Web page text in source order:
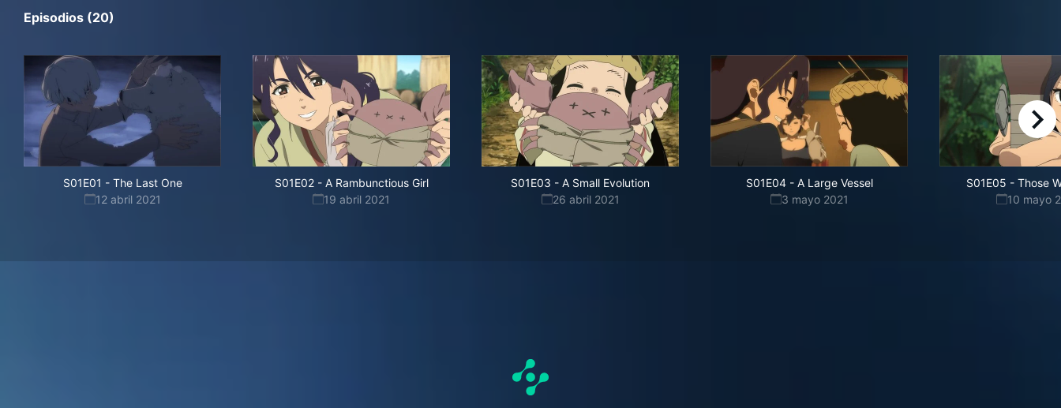
Episodios (20)
S01E01 - The Last One
12 abril 2021
S01E02- A Rambunctious Girl
19 abril 2021
S01E03 - A Small Evolution
26 abril 2021
S01E04- A Large Vessel
3 mayo 2021
S01E05 - Those
10 mayo
right